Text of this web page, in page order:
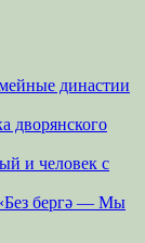
династии
дворянского
и человек с
бергə — Мы